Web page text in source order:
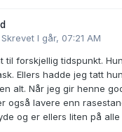
Skrevet I går, 07:21 AM
til forskjellig tidspunkt.
Ellers hadde jeg tatt
alt. Når jeg gir henne
også lavere enn
og er ellers liten på alle